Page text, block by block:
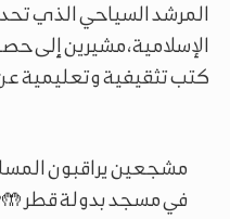
المرشد السياحي الذي
الإسلامية، مشيرين إلى
كتب تثقيفية وتعليمية
مشجعين يراقبون
في مسجد بدولة قطر